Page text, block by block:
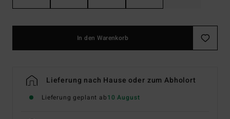
In den Warenkorb
Lieferung nach Hause oder zum Abholort
Lieferung geplant ab10 August